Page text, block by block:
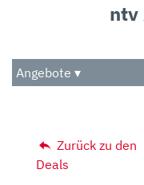
Audio
Das Beste
ntv
Angebote ▾
Zurück zu den
Deals